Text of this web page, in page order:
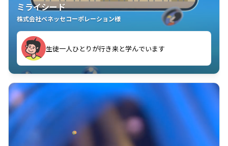
ミライシード
株式会社ベネッセコーポレーション様
生徒一人ひとりが行き来と学んでいます
教室中の児童生徒が「問題が解けてうれしい」「解く
ことが楽しい」を実感しています